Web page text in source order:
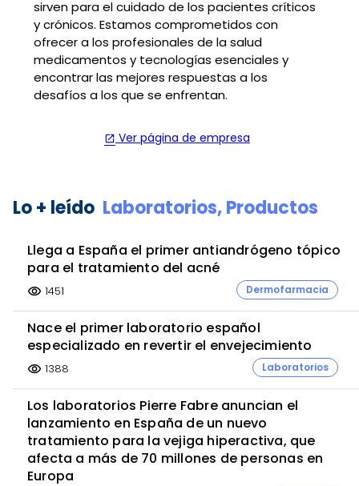
sirven para el cuidado de los pacientes críticos
y crónicos. Estamos comprometidos con
ofrecer a los profesionales de la salud
medicamentos y tecnologías esenciales y
encontrar las mejores respuestas a los
desafíos a los que se enfrentan.
open_in_new Ver página de empresa
Lo + leído Laboratorios,Productos
Llega a España el primer antiandrógeno tópico
para el tratamiento del acné
visibility 1451 Dermofarmacia
Nace el primer laboratorio español
especializado en revertir el envejecimiento
visibility 1388 Laboratorios
Los laboratorios Pierre Fabre anuncian el
lanzamiento en España de un nuevo
tratamiento para la vejiga hiperactiva, que
afecta a más de 70 millones de personas en
Europa